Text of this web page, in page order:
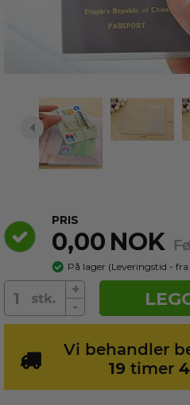
På lager
Eau de
Duftp...
På
PRIS
0,00 NOK
På lager (Leveringstid -
+
-
Vi behandler
19 timer